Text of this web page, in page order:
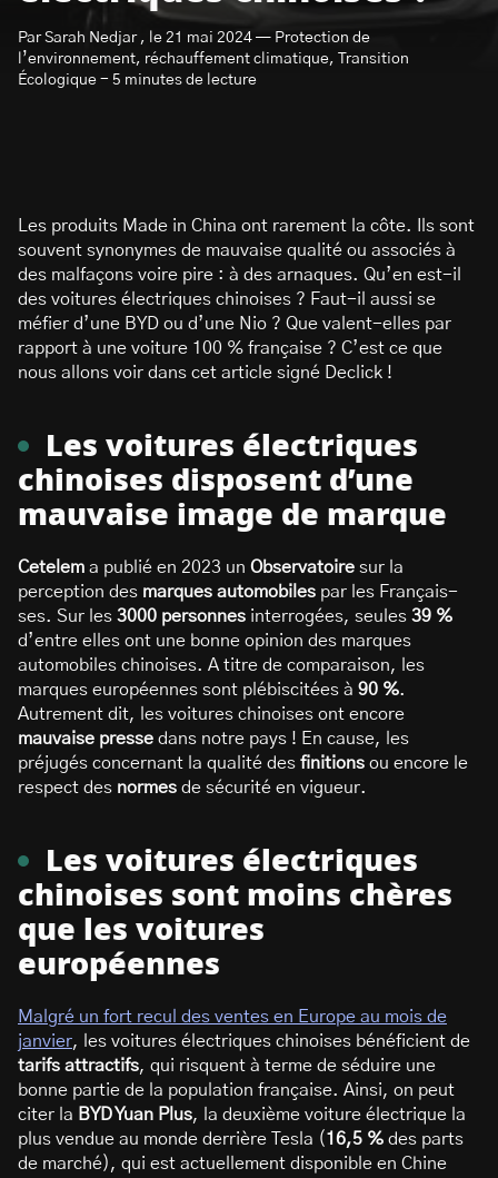
Par Sarah Nedjar , le 21 mai 2024 — Protection de
l’environnement, réchauffement climatique, Transition
Écologique - 5 minutes de lecture
Les produits Made in China ont rarement la côte. Ils sont
souvent synonymes de mauvaise qualité ou associés à
des malfaçons voire pire : à des arnaques. Qu’en est-il
des voitures électriques chinoises ? Faut-il aussi se
méfier d’une BYD ou d’une Nio ? Que valent-elles par
rapport à une voiture 100 % française ? C’est ce que
nous allons voir dans cet article signé Declick !
Les voitures électriques
chinoises disposent d’une
mauvaise image de marque
Cetelem a publié en 2023 un Observatoire sur la
perception des marques automobiles par les Français-
ses. Sur les 3000 personnes interrogées, seules 39 %
d’entre elles ont une bonne opinion des marques
automobiles chinoises. A titre de comparaison, les
marques européennes sont plébiscitées à 90 %.
Autrement dit, les voitures chinoises ont encore
mauvaise presse dans notre pays ! En cause, les
préjugés concernant la qualité des finitions ou encore le
respect des normes de sécurité en vigueur.
Les voitures électriques
chinoises sont moins chères
que les voitures
européennes
Malgré un fort recul des ventes en Europe au mois de
janvier, les voitures électriques chinoises bénéficient de
tarifs attractifs, qui risquent à terme de séduire une
bonne partie de la population française. Ainsi, on peut
citer la BYD Yuan Plus, la deuxième voiture électrique la
plus vendue au monde derrière Tesla (16,5 % des parts
de marché), qui est actuellement disponible en Chine